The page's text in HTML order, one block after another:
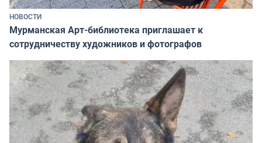
НОВОСТИ
Мурманская Арт-библиотека приглашает к
сотрудничеству художников и фотографов